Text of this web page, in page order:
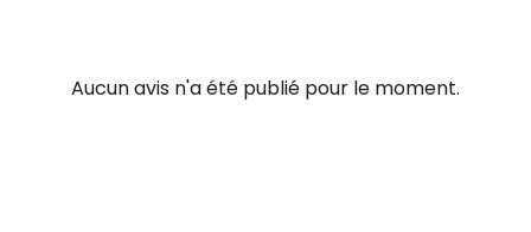
Aucun avis n'a été publié pour le moment.